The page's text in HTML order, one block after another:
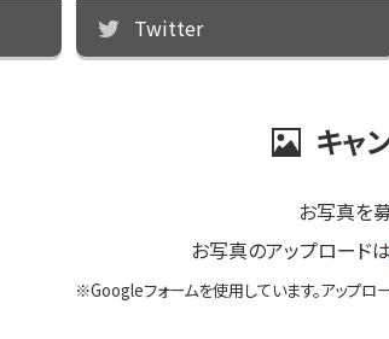
Twitter
キャ
お写真を
お写真のアップロードは
※Googleフォームを使用しています。アップロ